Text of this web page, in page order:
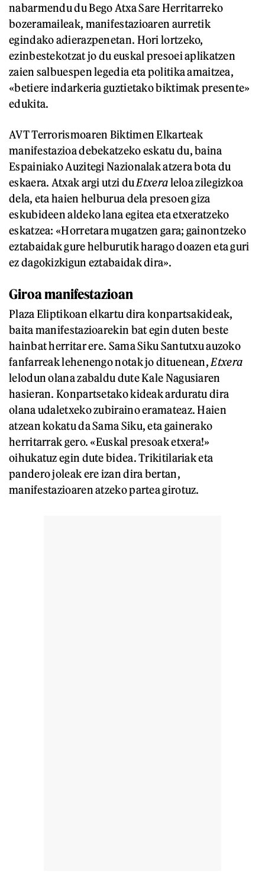
nabarmendu du Bego Atxa Sare Herritarreko
bozeramaileak, manifestazioaren aurretik
egindako adierazpenetan. Hori lortzeko,
ezinbestekotzat jo du euskal presoei aplikatzen
zaien salbuespen legedia eta politika amaitzea,
«betiere indarkeria guztietako biktimak presente»
edukita.
AVT Terrorismoaren Biktimen Elkarteak
manifestazioa debekatzeko eskatu du, baina
Espainiako Auzitegi Nazionalak atzera bota du
eskaera. Atxak argi utzi du Etxeraleloa zilegizkoa
dela, eta haien helburua dela presoen giza
eskubideen aldeko lana egitea eta etxeratzeko
eskatzea: «Horretara mugatzen gara; gainontzeko
eztabaidak gure helburutik harago doazen eta guri
ez dagokizkigun eztabaidak dira».
Giroa manifestazioan
Plaza Eliptikoan elkartu dira konpartsakideak,
baita manifestazioarekin bat egin duten beste
hainbat herritar ere. Sama Siku Santutxu auzoko
fanfarreak lehenengo notak jo dituenean, Etxera
lelodun olana zabaldu dute Kale Nagusiaren
hasieran. Konpartsetako kideak arduratu dira
olana udaletxeko zubiraino eramateaz. Haien
atzean kokatu da Sama Siku, eta gainerako
herritarrak gero. «Euskal presoak etxera!»
oihukatuz egin dute bidea. Trikitilariak eta
pandero joleak ere izan dira bertan,
manifestazioaren atzeko partea girotuz.